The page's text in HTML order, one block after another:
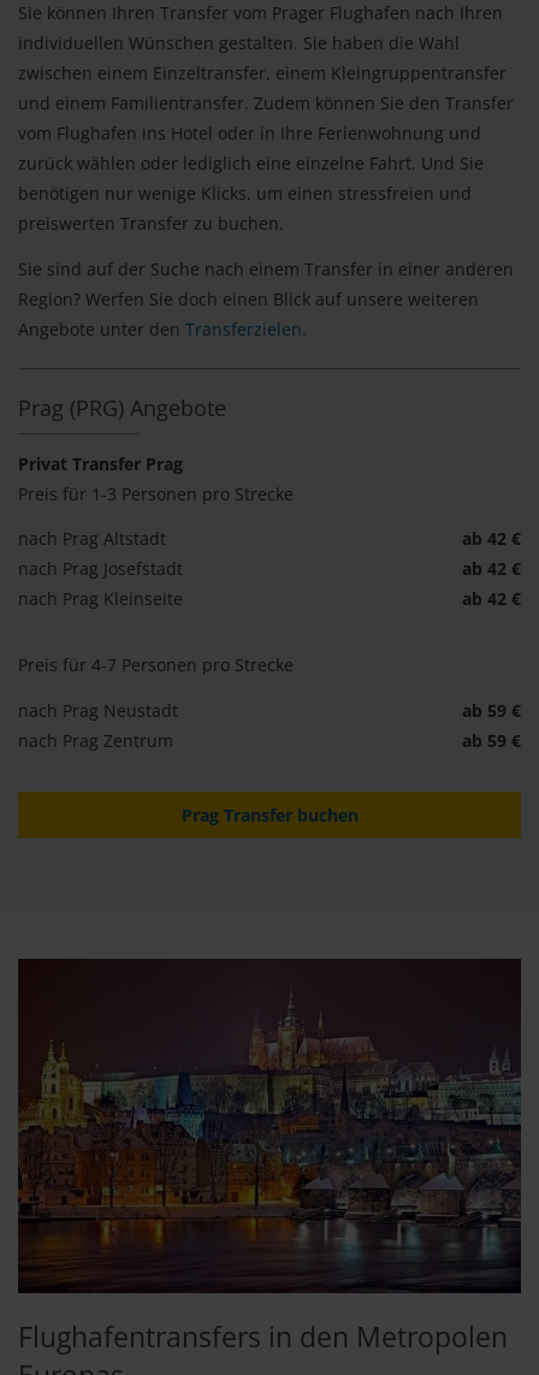
Sie können Ihren Transfer vom Prager Flughafen nach Ihren
individuellen Wünschen gestalten. Sie haben die Wahl
zwischen einem Einzeltransfer, einem Kleingruppentransfer
und einem Familientransfer. Zudem können Sie den Transfer
vom Flughafen ins Hotel oder in Ihre Ferienwohnung und
zurück wählen oder lediglich eine einzelne Fahrt. Und Sie
benötigen nur wenige Klicks, um einen stressfreien und
preiswerten Transfer zu buchen.
Sie sind auf der Suche nach einem Transfer in einer anderen
Region? Werfen Sie doch einen Blick auf unsere weiteren
Angebote unter den Transferzielen.
Prag (PRG) Angebote
Privat Transfer Prag
Preis für 1-3 Personen pro Strecke
nach Prag Altstadt
ab 42 €
nach Prag Josefstadt
ab 42 €
nach Prag Kleinseite
ab 42 €
Preis für 4-7 Personen pro Strecke
nach Prag Neustadt
ab 59 €
nach Prag Zentrum
ab 59 €
Prag Transfer buchen
Flughafentransfers in den Metropolen